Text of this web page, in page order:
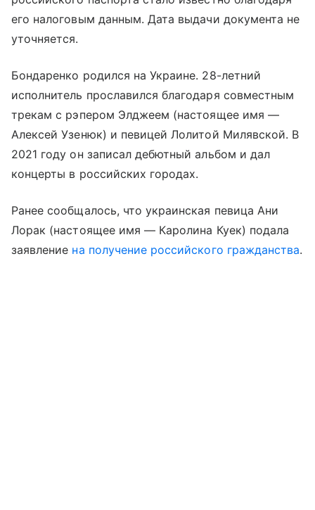
его налоговым данным. Дата выдачи документа не
уточняется.
Бондаренко родился на Украине. 28-летний
исполнитель прославился благодаря совместным
трекам с рэпером Элджеем (настоящее имя —
Алексей Узенюк) и певицей Лолитой Милявской. В
2021 году он записал дебютный альбом и дал
концерты в российских городах.
Ранее сообщалось, что украинская певица Ани
Лорак (настоящее имя — Каролина Куек) подала
заявление на получение российского гражданства.